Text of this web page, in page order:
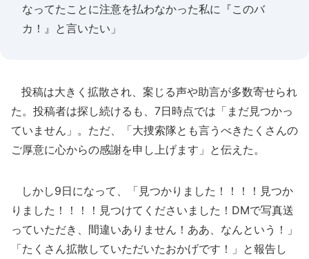
なってたことに注意を払わなかった私に『このバ
カ！』と言いたい」
投稿は大きく拡散され、案じる声や助言が多数寄せられ
た。投稿者は探し続けるも、7日時点では「まだ見つかっ
ていません」。ただ、「大捜索隊とも言うべきたくさんの
ご厚意に心からの感謝を申し上げます」と伝えた。
しかし9日になって、「見つかりました！！！！見つか
りました！！！！見つけてくださいました！DMで写真送
っていただき、間違いありません！ああ、なんという！」
「たくさん拡散していただいたおかげです！」と報告し